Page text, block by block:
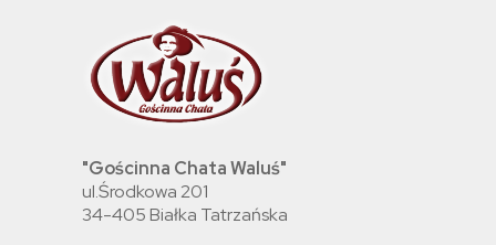
"Gościnna Chata Waluś"
ul.Środkowa 201
34-405 Białka Tatrzańska